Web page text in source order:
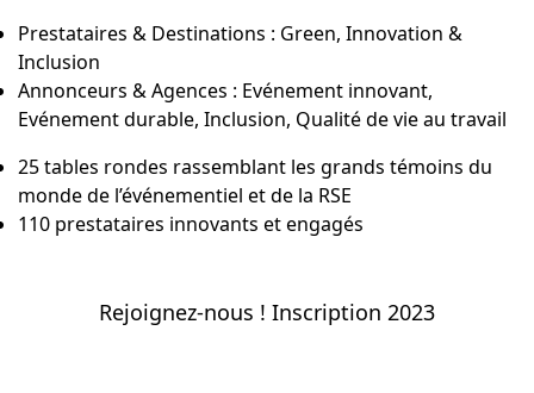
Prestataires & Destinations : Green, Innovation &
Inclusion
Annonceurs & Agences : Evénement innovant,
Evénement durable, Inclusion, Qualité de vie au travail
25 tables rondes rassemblant les grands témoins du
monde de l’événementiel et de la RSE
110 prestataires innovants et engagés
Rejoignez-nous ! Inscription 2023